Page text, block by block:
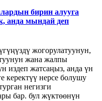
бирин алууга
анда мындай деп
жогорулатуунун,
жана жалпы
жатсаңыз, анда үн
керектүү нерсе болушу
негизги
бар. бул жүктөөнүн